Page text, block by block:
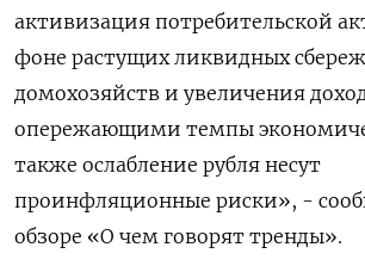
активизация потребительской
фоне растущих ликвидных
домохозяйств и увеличения
опережающими темпы
также ослабление рубля несут
проинфляционные риски», -
обзоре «О чем говорят тренды».